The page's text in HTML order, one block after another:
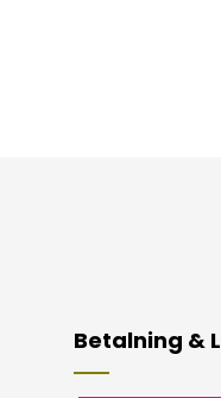
Betalning &